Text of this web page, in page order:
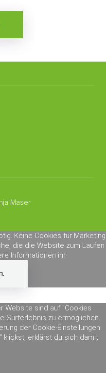
Maser
Keine Cookies für Marketing
die die Website zum Laufen
Informationen im
Website sind auf "Cookies
Surferlebnis zu ermöglichen.
der Cookie-Einstellungen
klickst, erklärst du sich damit